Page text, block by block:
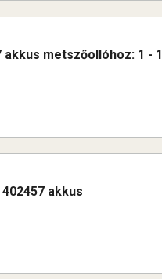
metszőollóhoz: 1 - 1
akkus